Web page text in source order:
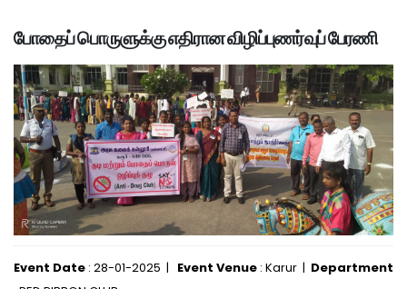
போதைப் பொருளுக்கு எதிரான விழிப்புணர்வுப் பேரணி
Event Date : 28-01-2025 | Event Venue : Karur | Department